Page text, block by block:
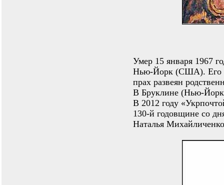
Умер 15 января 1967
Нью-Йорк (США). Его
прах развеян
В Бруклине (Нью-
В 2012 году
130-й годовщине со
Наталья